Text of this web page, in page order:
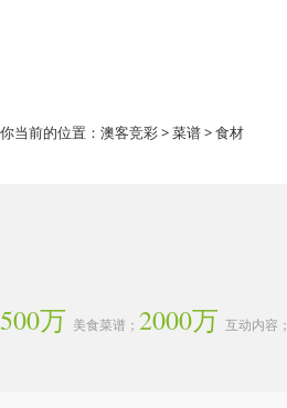
你当前的位置： 澳客竞彩>菜谱> 食材
500万 美食菜谱； 2000万 互动内容；